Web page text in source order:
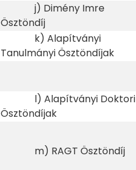
j) Dimény Imre
Ösztöndíj
k) Alapítványi
Tanulmányi Ösztöndíjak
l) Alapítványi Doktori
Ösztöndíjak
m) RAGT Ösztöndíj